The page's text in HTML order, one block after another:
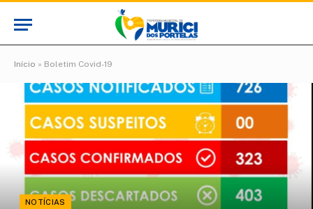
Início » Boletim Covid-19
NOTÍCIAS